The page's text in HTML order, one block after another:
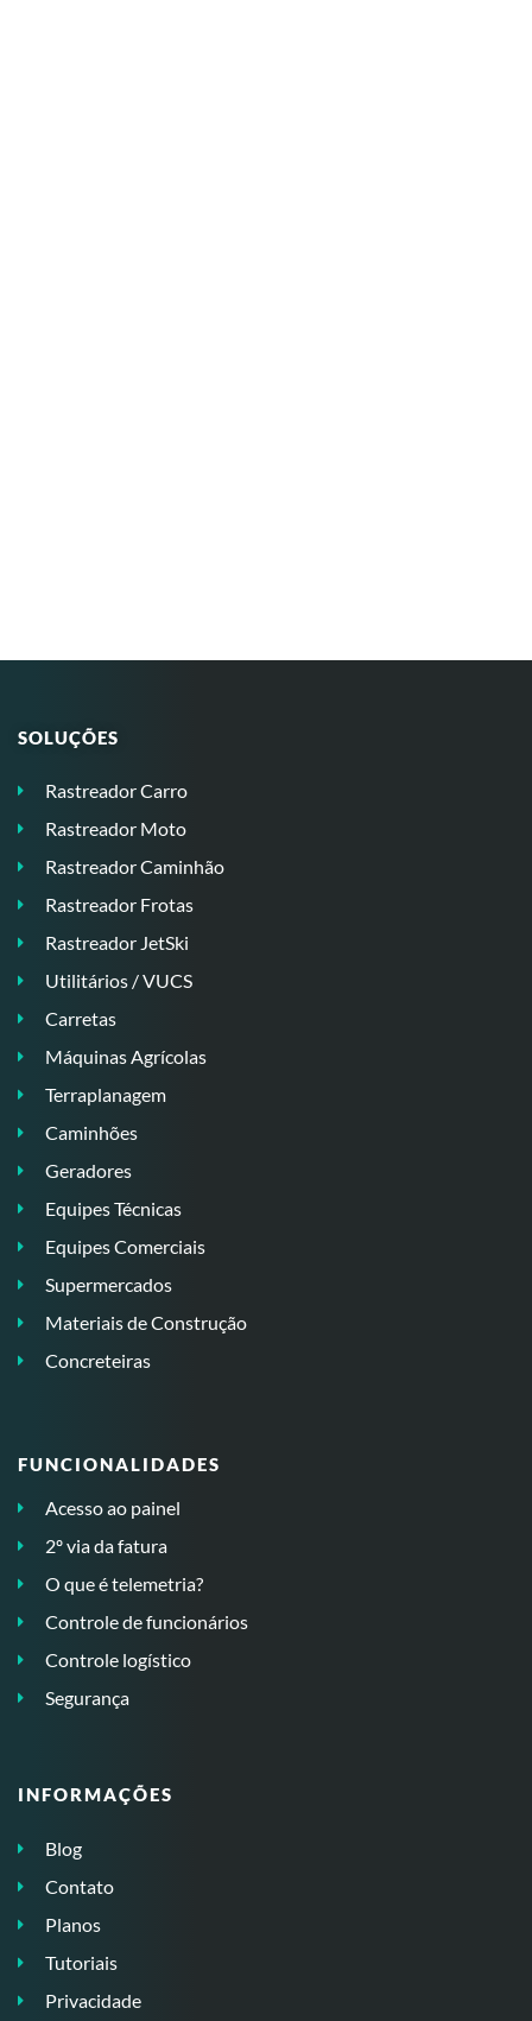
SOLUÇÕES
Rastreador Carro
Rastreador Moto
Rastreador Caminhão
Rastreador Frotas
Rastreador JetSki
Utilitários / VUCS
Carretas
Máquinas Agrícolas
Terraplanagem
Caminhões
Geradores
Equipes Técnicas
Equipes Comerciais
Supermercados
Materiais de Construção
Concreteiras
FUNCIONALIDADES
Acesso ao painel
2º via da fatura
O que é telemetria?
Controle de funcionários
Controle logístico
Segurança
INFORMAÇÕES
Blog
Contato
Planos
Tutoriais
Privacidade